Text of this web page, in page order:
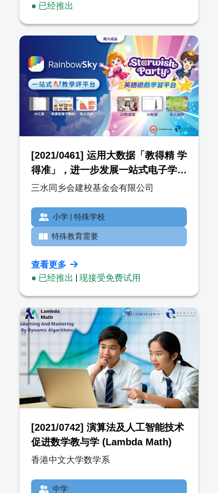
● 已经推出
[2021/0461] 运用大数据「教得精 学
得准」，进一步发展一站式电子学习
平台及教学资源，以照顾不同学习需
三水同乡会建校基金会有限公司
小学 | 特殊学校
特殊教育需要
查看更多
● 已经推出 | 现接受免费试用
[2021/0742] 演算法及人工智能技术
促进数学教与学 (Lambda Math)
香港中文大学数学系
中学